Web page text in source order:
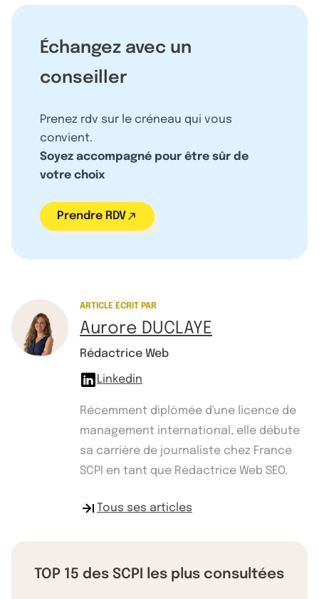
Échangez avec un
conseiller
Prenez rdv sur le créneau qui vous
convient.
Soyez accompagné pour être sûr de
votre choix
Prendre RDV
ARTICLE ÉCRIT PAR
Aurore DUCLAYE
Rédactrice Web
Linkedin
Récemment diplômée d'une licence de
management international, elle débute
sa carrière de journaliste chez France
SCPI en tant que Rédactrice Web SEO.
Tous ses articles
TOP 15 des SCPI les plus consultées